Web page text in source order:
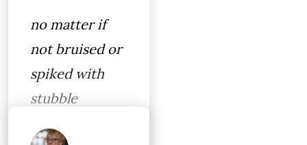
no matter if
not bruised or
spiked with
stubble